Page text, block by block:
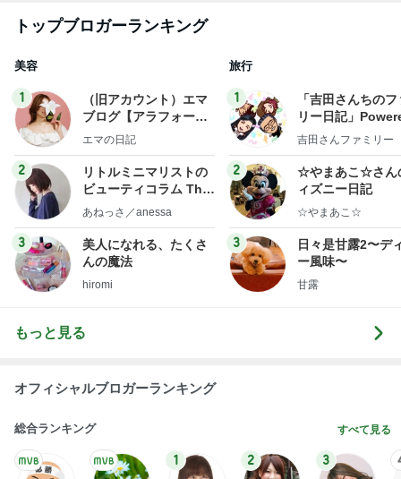
トップブロガーランキング
美容
1
（旧アカウント）エマ
ブログ【アラフォー会
社売却セカンドライ
エマの日記
2
リトルミニマリストの
ビューティコラム The
little minimalist's bea
あねっさ／anessa
3
美人になれる、たくさ
んの魔法
hiromi
旅行
1
「吉田さんちの
リー日記」
y Ameba 吉田さ
ログ
吉田さんファミリー
2
☆やまあこ☆さん
ィズニー日記
☆やまあこ☆
3
日々是甘露2〜デ
ー風味〜
甘露
もっと見る
オフィシャルブロガーランキング
総合ランキング すべて見る
1 2 3